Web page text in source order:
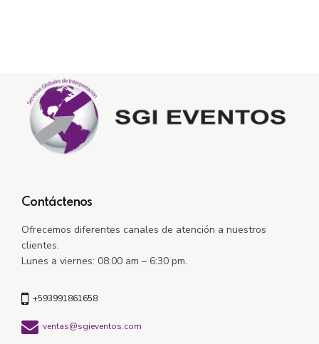
Contáctenos
Ofrecemos diferentes canales de atención a nuestros
clientes.
Lunes a viernes: 08:00 am – 6:30 pm.
+593991861658
ventas@sgieventos.com